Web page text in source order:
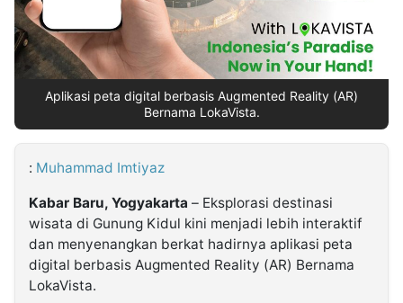
Kabarbaru.co
2026
Aplikasi peta digital berbasis Augmented Reality (AR)
Bernama LokaVista.
: Muhammad Imtiyaz
Kabar Baru, Yogyakarta – Eksplorasi destinasi
wisata di Gunung Kidul kini menjadi lebih interaktif
dan menyenangkan berkat hadirnya aplikasi peta
digital berbasis Augmented Reality (AR) Bernama
LokaVista.